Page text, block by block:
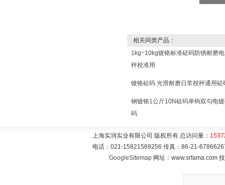
相关同类产品：
1kg~10kg镀铬标准砝码防锈耐磨
秤校准用
镀铬砝码 光滑耐磨日常校秤通用砝
钢镀铬1公斤10N砝码单钩双勾电
码
上海实润实业有限公司 版权所有 总访问量：
电话：021-15821569256 传真：86-21-
GoogleSitemap网址：www.srfama.com